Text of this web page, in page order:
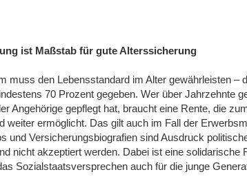
ist Maßstab für gute Alterssicherung
muss den Lebensstandard im Alter gewährleisten –
70 Prozent gegeben. Wer über Jahrzehnte
Angehörige gepflegt hat, braucht eine Rente, die
weiter ermöglicht. Das gilt auch im Fall der
und Versicherungsbiografien sind Ausdruck
nicht akzeptiert werden. Dabei ist eine solidarische
Sozialstaatsversprechen auch für die junge